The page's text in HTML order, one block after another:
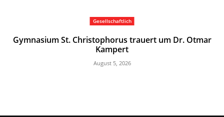
Gesellschaftlich
Gymnasium St. Christophorus trauert um Dr. Otmar
Kampert
August 5, 2026